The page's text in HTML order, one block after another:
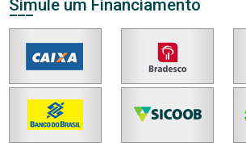
Simule um Financiamento